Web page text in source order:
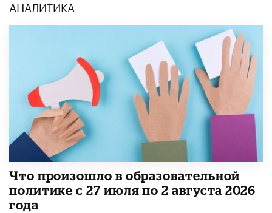
АНАЛИТИКА
​Что произошло в образовательной
политике с 27 июля по 2 августа 2026
года